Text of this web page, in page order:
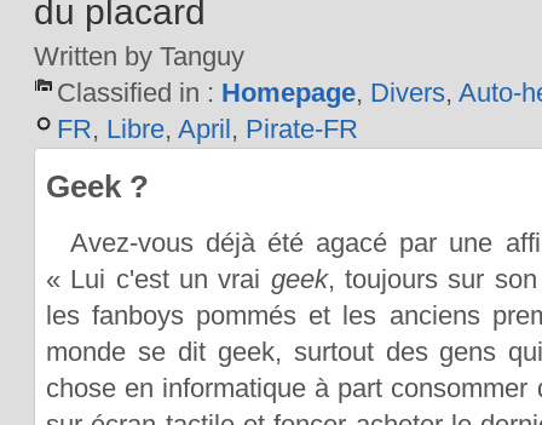
du placard
Written by Tanguy
Classified in : Homepage, Divers, Auto-
FR, Libre, April, Pirate-FR
Geek ?
Avez-vous déjà été agacé par une
« Lui c'est un vrai geek, toujours sur
les fanboys pommés et les anciens
monde se dit geek, surtout des gens
chose en informatique à part consommer